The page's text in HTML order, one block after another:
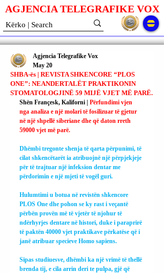
AGJENCIA TELEGRAFIKE VOX
SHBA-ës | REVISTA SHKENCORE “PLOS
ONE”: NEANDERTALËT PRAKTIKONIN
STOMATOLOGJINË 59 MIJË VJET MË PARË.
Agjencia Telegrafike Vox
May 20
Shën Françesk, Kaliforni | Përfundimi vjen
nga analiza e një molari të fosilizuar të gjetur
në një shpellë siberiane dhe që daton rreth
59000 vjet më parë.
Dhëmbi tregonte shenja të qarta përpunimi, të
cilat shkencëtarët ia atribuojnë një përpjekjeje
për të trajtuar një infeksion dentar me
përdorimin e një mjeti të vogël guri.
Hulumtimi u botua në revistën shkencore
PLOS One dhe pohon se ky rast i veçantë
përbën provën më të vjetër të njohur të
ndërhyrjes dentare në histori, duke i paraprirë
të paktën 40000 vjet praktikave përkatëse që i
janë atribuar specieve Homo sapiens.
Sipas studiuesve, dhëmbi ka një vrimë të thellë
brenda tij, e cila arrin deri te pulpa, gjë që